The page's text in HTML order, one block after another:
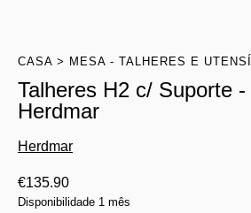
CASA MESA - TALHERES E
Talheres H2 c/ Suporte
Herdmar
Herdmar
€135.90
Disponibilidade 1 mês